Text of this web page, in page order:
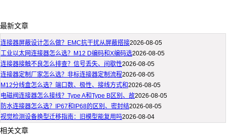
最新文章
连接器屏蔽设计怎么做？EMC抗干扰从屏蔽搭接2026-08-05
工业以太网连接器怎么选？M12 D编码和X编码选2026-08-05
连接器接触不良怎么排查？信号丢失、间歇性2026-08-05
连接器定制厂家怎么选？非标连接器定制流程2026-08-05
M12分线盒怎么选？端口数、极性、接线方式和2026-08-05
电磁阀连接器怎么接线？Type A和Type B区别、故2026-08-05
防水连接器怎么选？IP67和IP68的区别、密封结2026-08-05
视觉检测设备换型迁移指南：旧模型能复用吗2026-08-04
相关文章